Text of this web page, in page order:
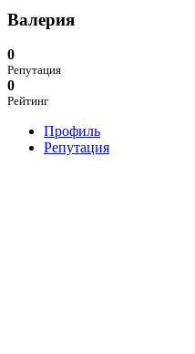
Валерия
0
Репутация
0
Рейтинг
Профиль
Репутация